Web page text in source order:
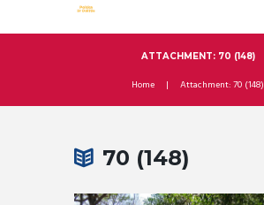
ATTACHMENT: 70 (148)
Home Attachment: 70 (148)
70 (148)